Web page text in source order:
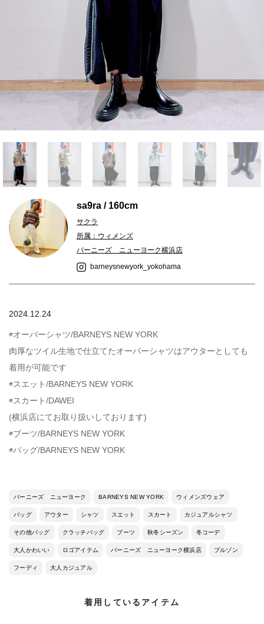
sa9ra / 160cm
サクラ
所属：ウィメンズ
バーニーズ ニューヨーク横浜店
barneysnewyork_yokohama
2024.12.24
◉オーバーシャツ/BARNEYS NEW YORK
肉厚なツイル生地で仕立てたオーバーシャツはアウターとしても
着用が可能です
◉スエット/BARNEYS NEW YORK
◉スカート/DAWEI
(横浜店にてお取り扱いしております)
◉ブーツ/BARNEYS NEW YORK
◉バッグ/BARNEYS NEW YORK
バーニーズ ニューヨーク BARNEYS NEW YORK ウィメンズウェア
バッグ アウター シャツ スエット スカート カジュアルシャツ
その他バッグ クラッチバッグ ブーツ 秋冬シーズン 冬コーデ
大人かわいい ロゴアイテム バーニーズ ニューヨーク横浜店 ブルゾン
フーディ 大人カジュアル
着用しているアイテム